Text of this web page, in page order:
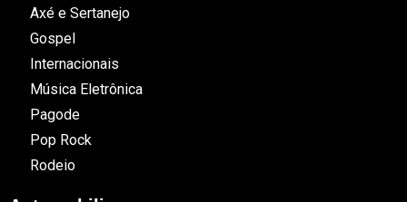
Axé e Sertanejo
Gospel
Internacionais
Música Eletrônica
Pagode
Pop Rock
Rodeio